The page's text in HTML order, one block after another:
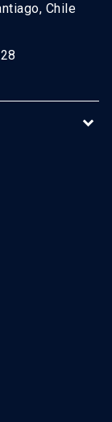
Chile